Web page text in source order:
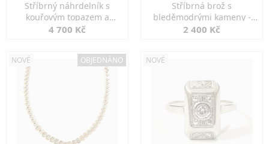
Stříbrný náhrdelník s
kouřovým topazem a
markazity
4 700 Kč
Stříbrná brož s
bleděmodrými kameny -
jemná elegance
2 400 Kč
NOVÉ OBJEDNÁNO NOVÉ